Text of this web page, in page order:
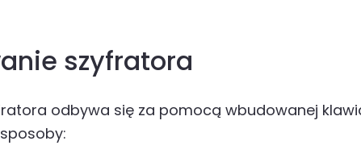
szyfratora
odbywa się za pomocą wbudowanej